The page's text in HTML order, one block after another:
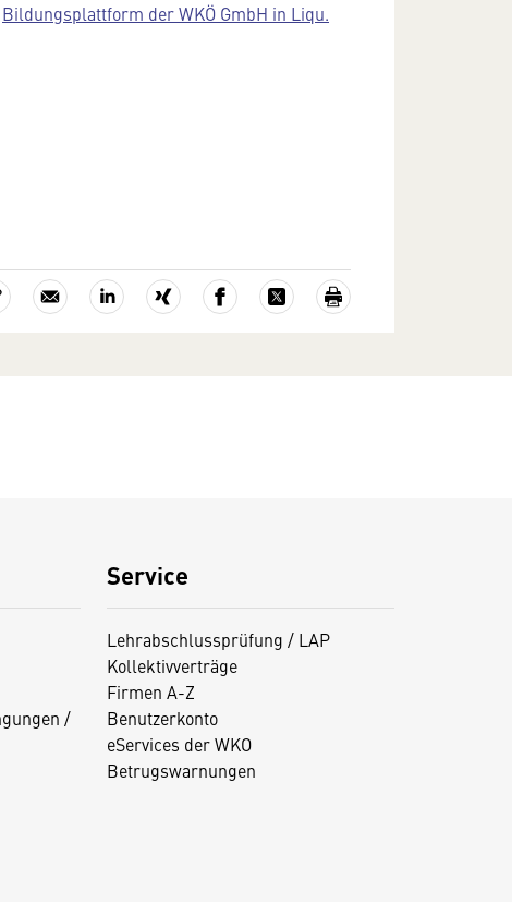
Bildungsplattform der WKÖ GmbH in Liqu.
/
Service
Lehrabschlussprüfung / LAP
Kollektivverträge
Firmen A-Z
Benutzerkonto
eServices der WKO
Betrugswarnungen